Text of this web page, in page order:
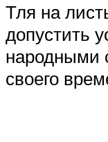
Тля на
допустить
народными
своего